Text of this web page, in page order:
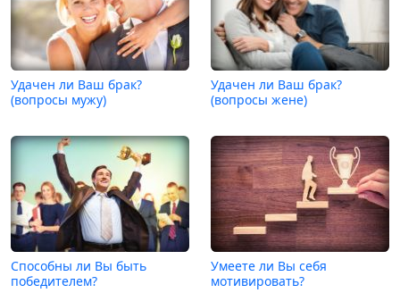
Удачен ли Ваш брак?
(вопросы мужу)
Удачен ли Ваш брак?
(вопросы жене)
Способны ли Вы быть
победителем?
Умеете ли Вы себя
мотивировать?